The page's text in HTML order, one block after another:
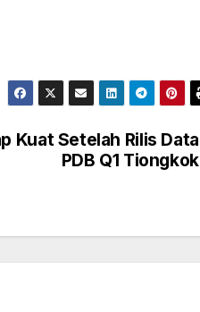
Kuat Setelah Rilis Data
PDB Q1 Tiongkok